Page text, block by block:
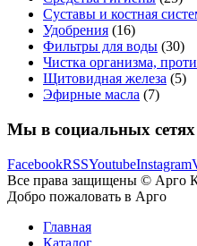
Суставы и костная
Удобрения (16)
Фильтры для воды (30)
Чистка организма,
Щитовидная железа (5)
Эфирные масла (7)
Мы в социальных сетях
FacebookRSSYoutubeInstagram
Все права защищены © Арго
Добро пожаловать в Арго
Главная
Каталог